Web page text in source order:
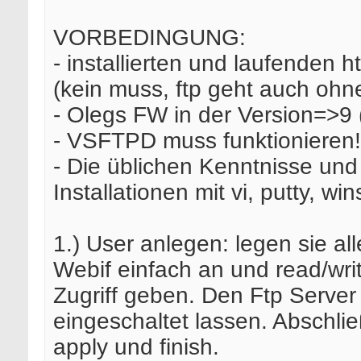
VORBEDINGUNG:
- installierten und laufenden
(kein muss, ftp geht auch
- Olegs FW in der Version=>9
- VSFTPD muss
- Die üblichen Kenntnisse und
Installationen mit vi, putty,
1.) User anlegen: legen sie
Webif einfach an und read/
Zugriff geben. Den Ftp Server
eingeschaltet lassen.
apply und finish.